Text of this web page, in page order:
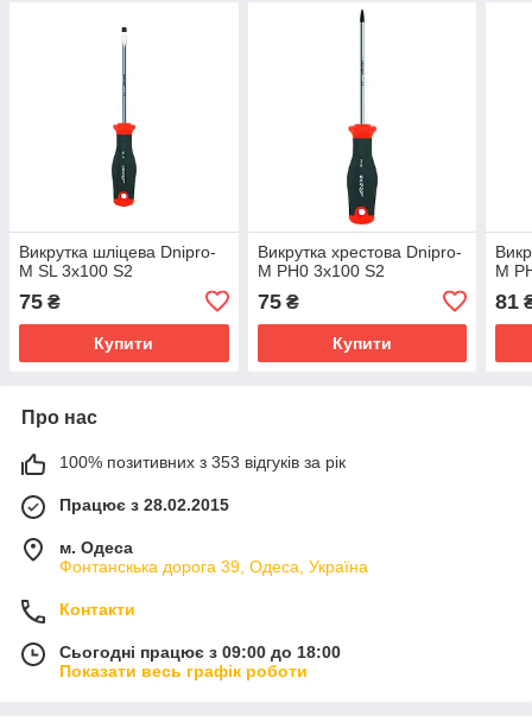
Викрутка шліцева Dnipro-
M SL 3х100 S2
75 ₴
Купити
Викрутка хрестова Dnipro-
M РН0 3х100 S2
75₴
Купити
M
81
Про нас
100% позитивних з 353 відгуків за рік
Працює з 28.02.2015
м. Одеса
Фонтанскька дорога 39, Одеса, Україна
Контакти
Сьогодні працює з 09:00 до 18:00
Показати весь графік роботи